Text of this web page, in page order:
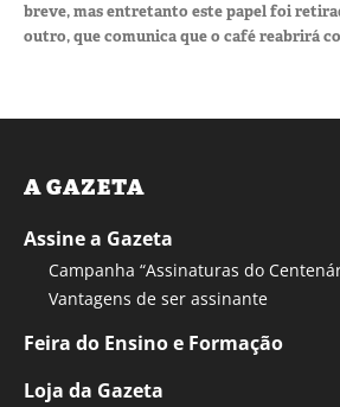
breve, mas entretanto este papel foi
outro, que comunica que o café reabrirá
A GAZETA
Assine a Gazeta
Campanha “Assinaturas do
Vantagens de ser assinante
Feira do Ensino e Formação
Loja da Gazeta